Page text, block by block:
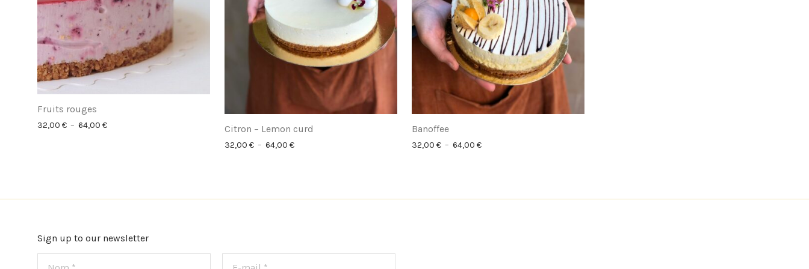
Fruits rouges
32,00 € – 64,00 €Plage de prix : 32,00 € à 64,00 €Citron – Lemon curd
32,00 € – 64,00 €Plage de prix : 32,00 € à 64,00 €
Banoffee
32,00 € – 64,00 €Plage de prix : 32,00 € à 64,00 €
Sign up to our newsletter